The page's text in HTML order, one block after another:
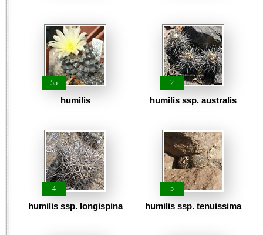
55
humilis
2
humilis ssp. australis
4
humilis ssp. longispina
5
humilis ssp. tenuissima